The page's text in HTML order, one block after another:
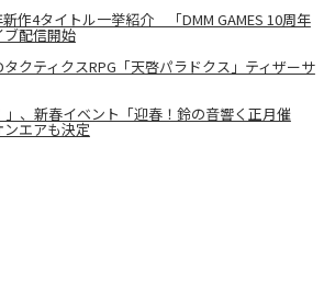
新作4タイトル一挙紹介 「DMM GAMES 10周年
配信開始
タクティクスRPG「天啓パラドクス」ティザーサ
」、新春イベント「迎春！鈴の音響く正月催
ンエアも決定